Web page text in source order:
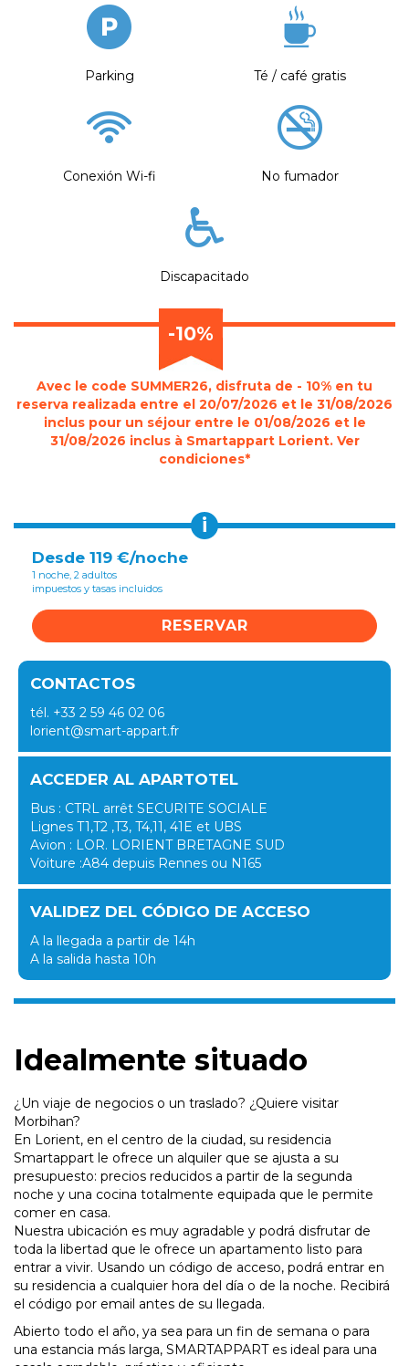
Parking Té / café gratis
Conexión Wi-fi No fumador
Discapacitado
-10%
Avec le code SUMMER26, disfruta de - 10% en tu
reserva realizada entre el 20/07/2026 et le 31/08/2026
inclus pour un séjour entre le 01/08/2026 et le
31/08/2026 inclus à Smartappart Lorient. Ver
condiciones*
i
Desde 119 €/noche
1 noche, 2 adultos
impuestos y tasas incluidos
RESERVAR
CONTACTOS
tél. +33 2 59 46 02 06
lorient@smart-appart.fr
ACCEDER AL APARTOTEL
Bus : CTRL arrêt SECURITE SOCIALE
Lignes T1,T2 ,T3, T4,11, 41E et UBS
Avion : LOR. LORIENT BRETAGNE SUD
Voiture :A84 depuis Rennes ou N165
VALIDEZ DEL CÓDIGO DE ACCESO
A la llegada a partir de 14h
A la salida hasta 10h
Idealmente situado
¿Un viaje de negocios o un traslado? ¿Quiere visitar
Morbihan?
En Lorient, en el centro de la ciudad, su residencia
Smartappart le ofrece un alquiler que se ajusta a su
presupuesto: precios reducidos a partir de la segunda
noche y una cocina totalmente equipada que le permite
comer en casa.
Nuestra ubicación es muy agradable y podrá disfrutar de
toda la libertad que le ofrece un apartamento listo para
entrar a vivir. Usando un código de acceso, podrá entrar en
su residencia a cualquier hora del día o de la noche. Recibirá
el código por email antes de su llegada.
Abierto todo el año, ya sea para un fin de semana o para
una estancia más larga, SMARTAPPART es ideal para una